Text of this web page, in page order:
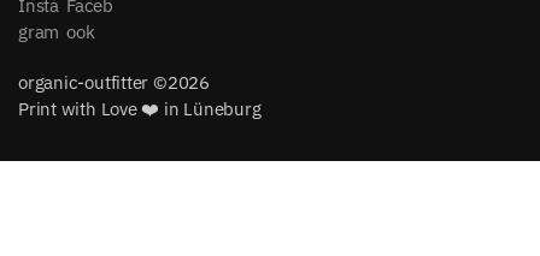
organic-outfitter ©2026
Print with Love ❤️ in Lüneburg